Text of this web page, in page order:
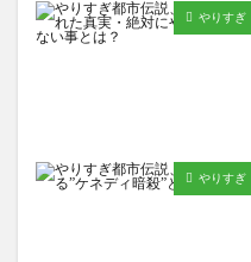
やりすぎ
やりすぎ